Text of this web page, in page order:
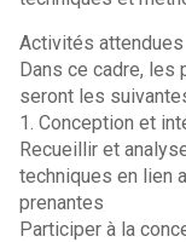
Activités attendues
Dans ce cadre, les
seront les
1. Conception et
Recueillir et
techniques en lien
prenantes
Participer à la